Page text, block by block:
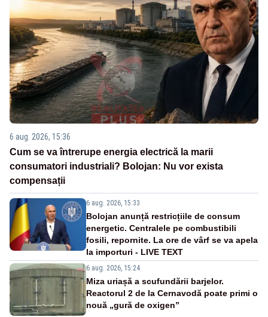
6 aug. 2026, 15:36
Cum se va întrerupe energia electrică la marii
consumatori industriali? Bolojan: Nu vor exista
compensații
6 aug. 2026, 15:33
Bolojan anunță restricțiile de consum
energetic. Centralele pe combustibili
fosili, repornite. La ore de vârf se va apela
la importuri - LIVE TEXT
6 aug. 2026, 15:24
Miza uriașă a scufundării barjelor.
Reactorul 2 de la Cernavodă poate primi o
nouă „gură de oxigen”